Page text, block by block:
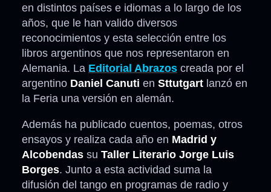
en distintos países e idiomas a lo largo de los
años, que le han valido diversos
reconocimientos y esta selección entre los
libros argentinos que nos representaron en
Alemania. La Editorial Abrazos creada por el
argentino Daniel Canuti en Sttutgart lanzó en
la Feria una versión en alemán.
Además ha publicado cuentos, poemas, otros
ensayos y realiza cada año en Madrid y
Alcobendas su Taller Literario Jorge Luis
Borges. Junto a esta actividad suma la
difusión del tango en programas de radio y